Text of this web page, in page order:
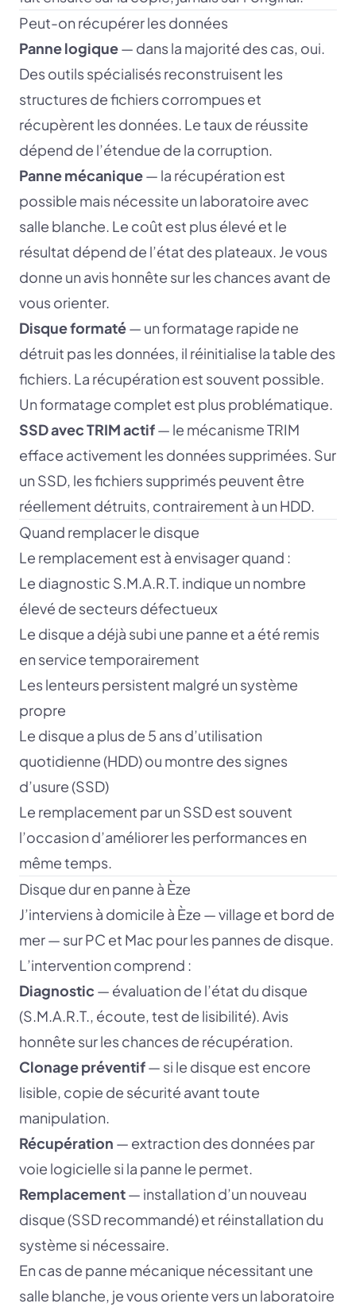
Peut-on récupérer les données
Panne logique— dans la majorité des cas, oui.
Des outils spécialisés reconstruisent les
structures de fichiers corrompues et
récupèrent les données. Le taux de réussite
dépend de l’étendue de la corruption.
Panne mécanique— la récupération est
possible mais nécessite un laboratoire avec
salle blanche. Le coût est plus élevé et le
résultat dépend de l’état des plateaux. Je vous
donne un avis honnête sur les chances avant de
vous orienter.
Disque formaté— un formatage rapide ne
détruit pas les données, il réinitialise la table des
fichiers. La récupération est souvent possible.
Un formatage complet est plus problématique.
SSD avec TRIM actif— le mécanisme TRIM
efface activement les données supprimées. Sur
un SSD, les fichiers supprimés peuvent être
réellement détruits, contrairement à un HDD.
Quand remplacer le disque
Le remplacement est à envisager quand :
Le diagnostic S.M.A.R.T. indique un nombre
élevé de secteurs défectueux
Le disque a déjà subi une panne et a été remis
en service temporairement
Les lenteurs persistent malgré un système
propre
Le disque a plus de 5 ans d’utilisation
quotidienne (HDD) ou montre des signes
d’usure (SSD)
Le remplacement par un SSD est souvent
l’occasion d’améliorer les performances en
même temps.
Disque dur en panne à Èze
J’interviens à domicile à Èze — village et bord de
mer — sur PC et Mac pour les pannes de disque.
L’intervention comprend :
Diagnostic — évaluation de l’état du disque
(S.M.A.R.T., écoute, test de lisibilité). Avis
honnête sur les chances de récupération.
Clonage préventif— si le disque est encore
lisible, copie de sécurité avant toute
manipulation.
Récupération — extraction des données par
voie logicielle si la panne le permet.
Remplacement— installation d’un nouveau
disque (SSD recommandé) et réinstallation du
système si nécessaire.
En cas de panne mécanique nécessitant une
salle blanche, je vous oriente vers un laboratoire